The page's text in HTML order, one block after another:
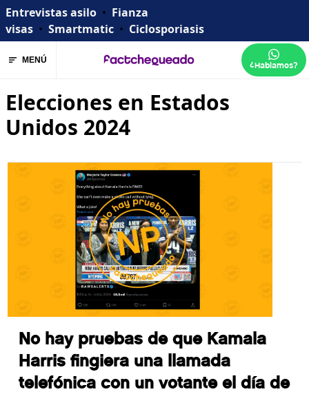
Entrevistas asilo • Fianza
visas • Smartmatic • Ciclosporiasis
MENÚ ¿Hablamos?
Elecciones en Estados
Unidos 2024
No hay pruebas de que Kamala
Harris fingiera una llamada
telefónica con un votante el día de